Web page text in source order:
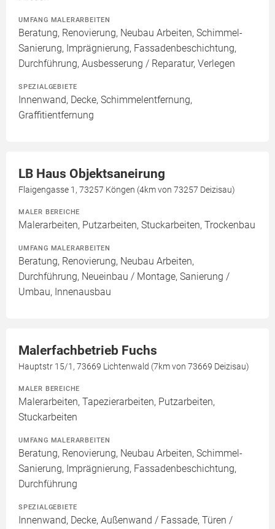
UMFANG MALERARBEITEN
Beratung, Renovierung, Neubau Arbeiten, Schimmel-
Sanierung, Imprägnierung, Fassadenbeschichtung,
Durchführung, Ausbesserung / Reparatur, Verlegen
SPEZIALGEBIETE
Innenwand, Decke, Schimmelentfernung,
Graffitientfernung
LB Haus Objektsaneirung
Flaigengasse 1, 73257 Köngen (4km von 73257 Deizisau)
MALER BEREICHE
Malerarbeiten, Putzarbeiten, Stuckarbeiten, Trockenbau
UMFANG MALERARBEITEN
Beratung, Renovierung, Neubau Arbeiten,
Durchführung, Neueinbau / Montage, Sanierung /
Umbau, Innenausbau
Malerfachbetrieb Fuchs
Hauptstr 15/1, 73669 Lichtenwald (7km von 73669 Deizisau)
MALER BEREICHE
Malerarbeiten, Tapezierarbeiten, Putzarbeiten,
Stuckarbeiten
UMFANG MALERARBEITEN
Beratung, Renovierung, Neubau Arbeiten, Schimmel-
Sanierung, Imprägnierung, Fassadenbeschichtung,
Durchführung
SPEZIALGEBIETE
Innenwand, Decke, Außenwand / Fassade, Türen /